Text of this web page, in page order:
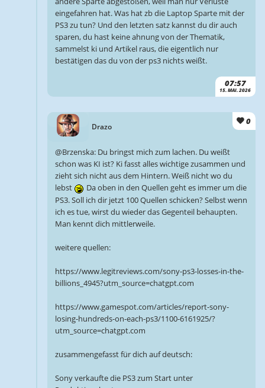
07:57
15. MAI. 2026
eingefahren hat. Was hat zb die Laptop Sparte mit der
PS3 zu tun? Und den letzten satz kannst du dir auch
sparen, du hast keine ahnung von der Thematik,
sammelst ki und Artikel raus, die eigentlich nur
bestätigen das du von der ps3 nichts weißt.
Drazo
0
@Brzenska: Du bringst mich zum lachen. Du weißt
schon was KI ist? Ki fasst alles wichtige zusammen und
zieht sich nicht aus dem Hintern. Weiß nicht wo du
lebst
Da oben in den Quellen geht es immer um die
PS3. Soll ich dir jetzt 100 Quellen schicken? Selbst wenn
ich es tue, wirst du wieder das Gegenteil behaupten.
Man kennt dich mittlerweile.
weitere quellen:
https://www.legitreviews.com/sony-ps3-losses-in-the-
billions_4945?utm_source=chatgpt.com
https://www.gamespot.com/articles/report-sony-
losing-hundreds-on-each-ps3/1100-6161925/?
utm_source=chatgpt.com
zusammengefasst für dich auf deutsch:
Sony verkaufte die PS3 zum Start unter